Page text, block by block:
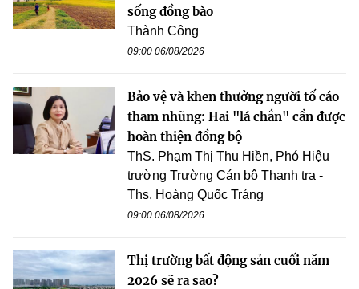
sống đồng bào
Thành Công
09:00 06/08/2026
Bảo vệ và khen thưởng người tố cáo
tham nhũng: Hai "lá chắn" cần được
hoàn thiện đồng bộ
ThS. Phạm Thị Thu Hiền, Phó Hiệu
trường Trường Cán bộ Thanh tra -
Ths. Hoàng Quốc Tráng
09:00 06/08/2026
Thị trường bất động sản cuối năm
2026 sẽ ra sao?